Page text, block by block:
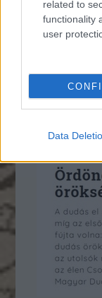
related to
functionality
user
Data